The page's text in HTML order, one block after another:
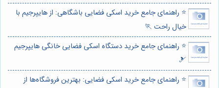
⭐️ راهنمای جامع خرید اسکی فضایی باشگاهی: از هایپرجیم با
خیال راحت 🏃
⭐️ راهنمای جامع خرید دستگاه اسکی فضایی خانگی هایپرجیم
🎿
⭐️ راهنمای جامع خرید اسکی فضایی: بهترین فروشگاه‌ها از